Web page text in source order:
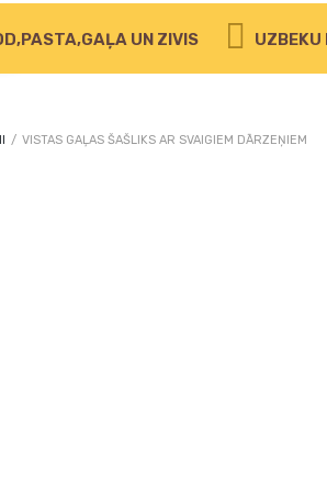
UN ZIVIS UZBEKU
/ VISTAS GAĻAS ŠAŠLIKS AR SVAIGIEM DĀRZEŅIEM